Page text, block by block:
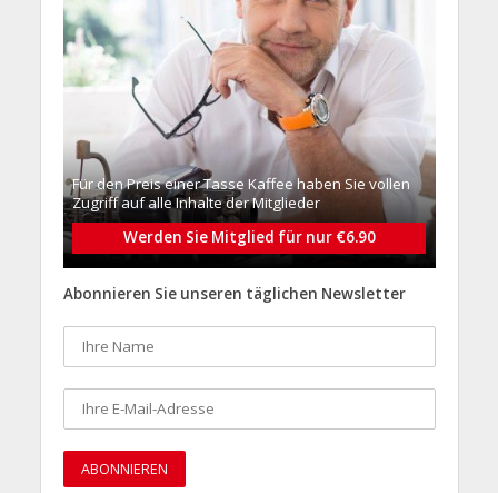
Für den Preis einer Tasse Kaffee haben Sie vollen
Zugriff auf alle Inhalte der Mitglieder
Werden Sie Mitglied für nur €6.90
Abonnieren Sie unseren täglichen Newsletter